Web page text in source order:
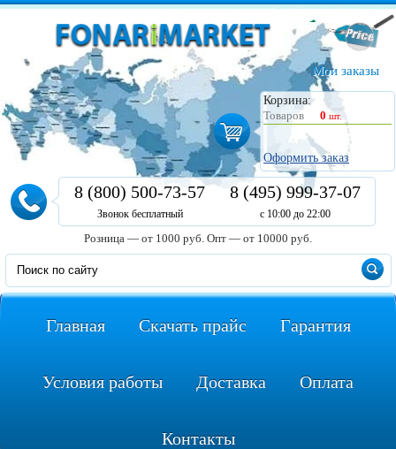
Мои заказы
Корзина:
Товаров
0 шт.
Оформить заказ
8 (800) 500-73-57
Звонок бесплатный
8 (495) 999-37-07
с 10:00 до 22:00
Розница — от 1000 руб. Опт — от 10000 руб.
Главная Скачать прайс Гарантия
Условия работы Доставка Оплата
Контакты